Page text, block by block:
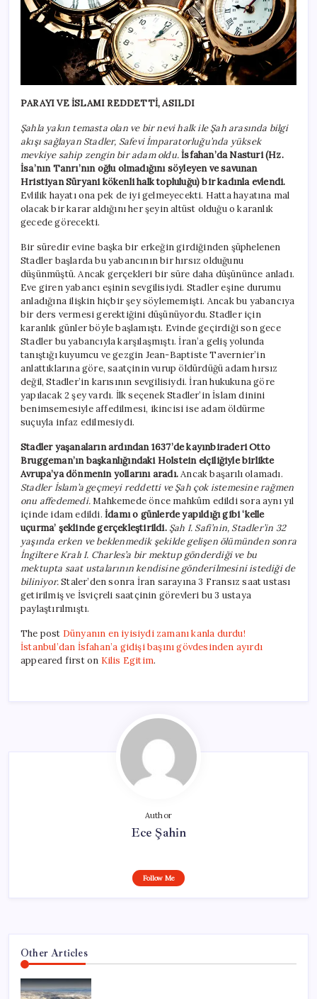
PARAYI VE İSLAMI REDDETTİ, ASILDI
Şahla yakın temasta olan ve bir nevi halk ile Şah arasında bilgi
akışı sağlayan Stadler, Safevi İmparatorluğu’nda yüksek
mevkiye sahip zengin bir adam oldu.İsfahan’da Nasturi (Hz.
İsa’nın Tanrı’nın oğlu olmadığını söyleyen ve savunan
Hristiyan Süryani kökenli halk topluluğu) bir kadınla evlendi.
Evlilik hayatı ona pek de iyi gelmeyecekti. Hatta hayatına mal
olacak bir karar aldığını her şeyin altüst olduğu o karanlık
gecede görecekti.
Bir süredir evine başka bir erkeğin girdiğinden şüphelenen
Stadler başlarda bu yabancının bir hırsız olduğunu
düşünmüştü. Ancak gerçekleri bir süre daha düşününce anladı.
Eve giren yabancı eşinin sevgilisiydi. Stadler eşine durumu
anladığına ilişkin hiçbir şey söylememişti. Ancak bu yabancıya
bir ders vermesi gerektiğini düşünüyordu. Stadler için
karanlık günler böyle başlamıştı. Evinde geçirdiği son gece
Stadler bu yabancıyla karşılaşmıştı. İran’a geliş yolunda
tanıştığı kuyumcu ve gezgin Jean-Baptiste Tavernier’in
anlattıklarına göre, saatçinin vurup öldürdüğü adam hırsız
değil, Stadler’in karısının sevgilisiydi. İran hukukuna göre
yapılacak 2 şey vardı. İlk seçenek Stadler’in İslam dinini
benimsemesiyle affedilmesi, ikincisi ise adam öldürme
suçuyla infaz edilmesiydi.
Stadler yaşanaların ardından 1637’de kayınbiraderi Otto
Bruggeman’ın başkanlığındaki Holstein elçiliğiyle birlikte
Avrupa’ya dönmenin yollarını aradı.Ancak başarılı olamadı.
Stadler İslam’a geçmeyi reddetti ve Şah çok istemesine rağmen
onu affedemedi.Mahkemede önce mahkûm edildi sora aynı yıl
içinde idam edildi. İdamı o günlerde yapıldığı gibi ‘kelle
uçurma’ şeklinde gerçekleştirildi. Şah I. Safi’nin, Stadler’in 32
yaşında erken ve beklenmedik şekilde gelişen ölümünden sonra
İngiltere Kralı I. Charles’a bir mektup gönderdiği ve bu
mektupta saat ustalarının kendisine gönderilmesini istediği de
biliniyor.Staler’den sonra İran sarayına 3 Fransız saat ustası
getirilmiş ve İsviçreli saatçinin görevleri bu 3 ustaya
paylaştırılmıştı.
The post Dünyanın en iyisiydi zamanı kanla durdu!
İstanbul’dan İsfahan’a gidişi başını gövdesinden ayırdı
appeared first on Kilis Egitim.
Author
Ece Şahin
Follow Me
Other Articles